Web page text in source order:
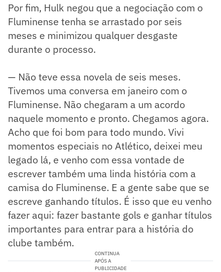
Por fim, Hulk negou que a negociação com o
Fluminense tenha se arrastado por seis
meses e minimizou qualquer desgaste
durante o processo.
— Não teve essa novela de seis meses.
Tivemos uma conversa em janeiro com o
Fluminense. Não chegaram a um acordo
naquele momento e pronto. Chegamos agora.
Acho que foi bom para todo mundo. Vivi
momentos especiais no Atlético, deixei meu
legado lá, e venho com essa vontade de
escrever também uma linda história com a
camisa do Fluminense. E a gente sabe que se
escreve ganhando títulos. É isso que eu venho
fazer aqui: fazer bastante gols e ganhar títulos
importantes para entrar para a história do
clube também.
CONTINUA
APÓS A
PUBLICIDADE